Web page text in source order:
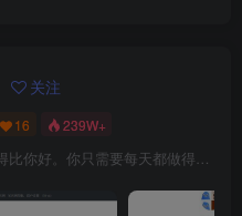
关注
16 239W+
不要担心别人会做得比你好。你只需要每天都做得比前一天好就可以了